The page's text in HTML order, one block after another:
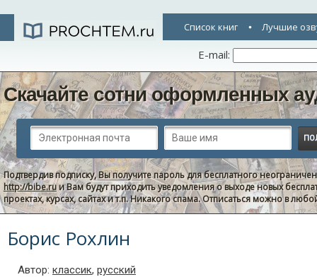
Список книг Лучшие
E-mail:
Скачайте сотни оформленных
Подтвердив подписку, Вы получите пароль для бесплатного
http://bibe.ruи Вам будут приходить уведомления о выходе новых
проектах, курсах, сайтах и т.п. Никакого спама. Отписаться можно в
Борис Рохлин
Автор: классик, русский